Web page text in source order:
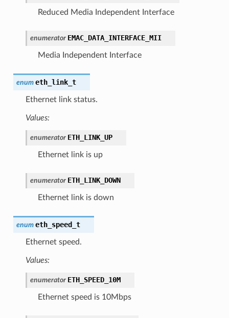
Reduced Media Independent Interface
enumerator EMAC_DATA_INTERFACE_MII
Media Independent Interface
enum eth_link_t
Ethernet link status.
Values:
enumerator ETH_LINK_UP
Ethernet link is up
enumerator ETH_LINK_DOWN
Ethernet link is down
enum eth_speed_t
Ethernet speed.
Values:
enumerator ETH_SPEED_10M
Ethernet speed is 10Mbps